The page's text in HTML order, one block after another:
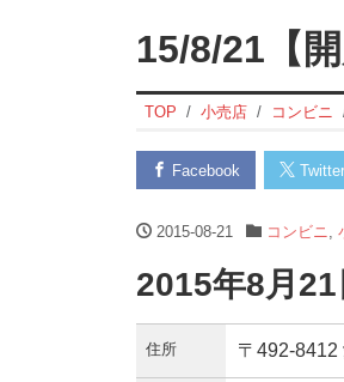
15/8/21【
TOP 小売店 コンビニ
Facebook Twitter
2015-08-21 コンビニ
2015年8月
住所 〒492-8412